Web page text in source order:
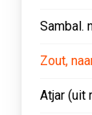
Sambal.
Zout,
Atjar (uit